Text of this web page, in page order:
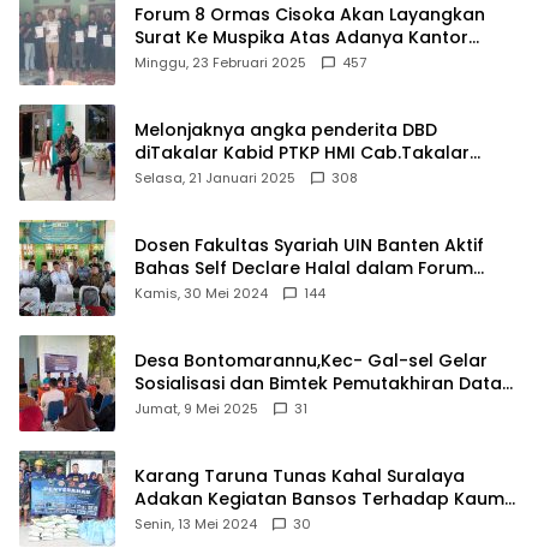
Forum 8 Ormas Cisoka Akan Layangkan
Surat Ke Muspika Atas Adanya Kantor
Matel di Cisoka
Minggu, 23 Februari 2025 457
Melonjaknya angka penderita DBD
diTakalar Kabid PTKP HMI Cab.Takalar
angkat bicara
Selasa, 21 Januari 2025 308
Dosen Fakultas Syariah UIN Banten Aktif
Bahas Self Declare Halal dalam Forum
Ijtima Ulama MUI
Kamis, 30 Mei 2024 144
Desa Bontomarannu,Kec- Gal-sel Gelar
Sosialisasi dan Bimtek Pemutakhiran Data
ID
Jumat, 9 Mei 2025 31
Karang Taruna Tunas Kahal Suralaya
Adakan Kegiatan Bansos Terhadap Kaum
Dhuafa dan Anak Yatim-Piatu
Senin, 13 Mei 2024 30